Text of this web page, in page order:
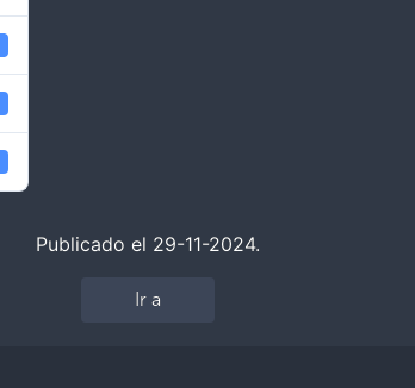
Publicado el 29-11-2024.
Ir a